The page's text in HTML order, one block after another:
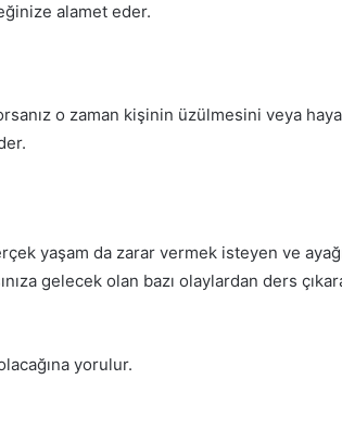
alamet eder.
o zaman kişinin üzülmesini veya hayal
yaşam da zarar vermek isteyen ve
gelecek olan bazı olaylardan ders
yorulur.